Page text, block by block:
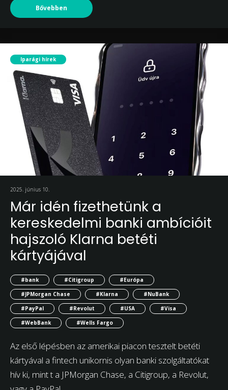
Bővebben
Iparági hírek
2025. június 10.
Már idén fizethetünk a
kereskedelmi banki ambícióit
hajszoló Klarna betéti
kártyájával
#bank #Citigroup
#Európa
#JPMorgan Chase
#Klarna
#NuBank
#PayPal
#Revolut #USA
#Visa
#WebBank
#Wells Fargo
Az első lépésben az amerikai piacon tesztelt betéti
kártyával a fintech unikornis olyan banki szolgáltatókat
hív ki, mint t a JPMorgan Chase, a Citigroup, a Revolut,